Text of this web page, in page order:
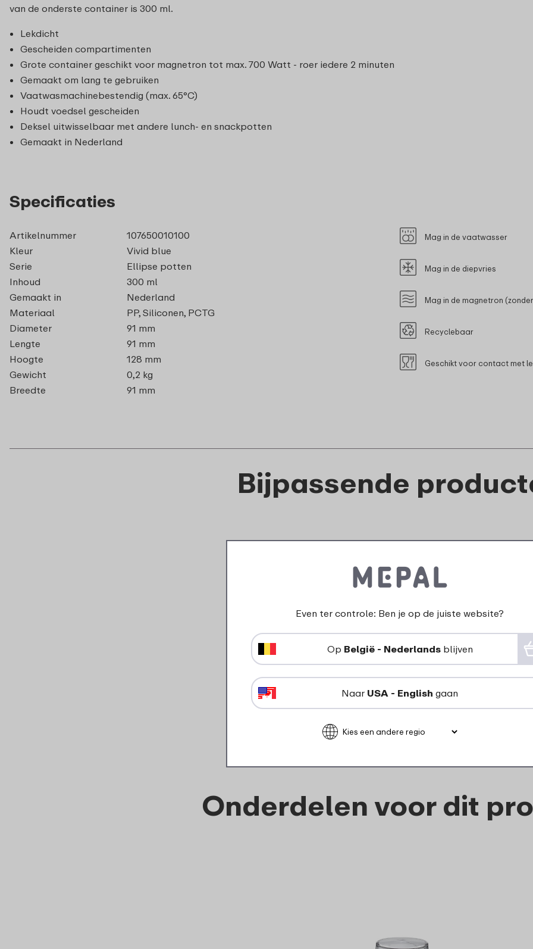
van de onderste container is 300 ml.
Lekdicht
Gescheiden compartimenten
Grote container geschikt voor magnetron tot max. 700 Watt - roer iedere 2 minuten
Gemaakt om lang te gebruiken
Vaatwasmachinebestendig (max. 65°C)
Houdt voedsel gescheiden
Deksel uitwisselbaar met andere lunch- en snackpotten
Gemaakt in Nederland
Specificaties
Artikelnummer
107650010100
Kleur
Vivid blue
Serie
Ellipse potten
Inhoud
300 ml
Gemaakt in
Nederland
Materiaal
PP, Siliconen, PCTG
Diameter
91 mm
Lengte
91 mm
Hoogte
128 mm
Gewicht
0,2 kg
Breedte
91 mm
Mag in de vaatwasser
Mag in de diepvries
Mag in de magnetron
Recyclebaar
Geschikt voor contact met
Bijpassende
Ellipse fruit-& veggiepot -
Vivid blue
11 99
Bestel
Onderdelen voor dit
Even ter controle: Ben je op de juiste website?
Op België - Nederlandsblijven
Naar USA - English gaan